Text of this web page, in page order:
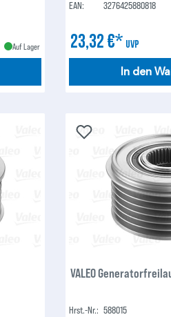
Auf Lager
EAN:
3276425880818
23,32 €* UVP
In den
VALEO
Hrst.-Nr.: 588015